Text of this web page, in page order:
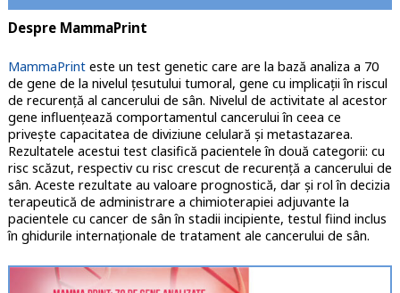
Despre MammaPrint
MammaPrinteste un test genetic care are la bază analiza a 70
de gene de la nivelul țesutului tumoral, gene cu implicații în riscul
de recurență al cancerului de sân. Nivelul de activitate al acestor
gene influențează comportamentul cancerului în ceea ce
privește capacitatea de diviziune celulară și metastazarea.
Rezultatele acestui test clasifică pacientele în două categorii: cu
risc scăzut, respectiv cu risc crescut de recurență a cancerului de
sân. Aceste rezultate au valoare prognostică, dar și rol în decizia
terapeutică de administrare a chimioterapiei adjuvante la
pacientele cu cancer de sân în stadii incipiente, testul fiind inclus
în ghidurile internaționale de tratament ale cancerului de sân.